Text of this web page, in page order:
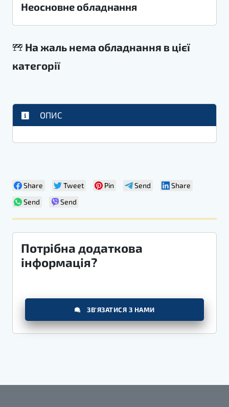
Неосновне обладнання
На жаль нема обладнання в цієї
категорії
ОПИС
Share Tweet Pin Send
Share
Send
Send
Потрібна додаткова
інформація?
ЗВ'ЯЗАТИСЯ З НАМИ